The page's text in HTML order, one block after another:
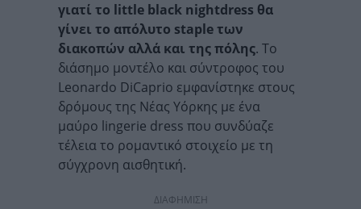
γιατί το little black nightdress θα
γίνει το απόλυτο staple των
διακοπών αλλά και της πόλης. Το
διάσημο μοντέλο και σύντροφος του
Leonardo DiCaprio εμφανίστηκε στους
δρόμους της Νέας Υόρκης με ένα
μαύρο lingerie dress που συνδύαζε
τέλεια το ρομαντικό στοιχείο με τη
σύγχρονη αισθητική.
ΔΙΑΦΗΜΙΣΗ